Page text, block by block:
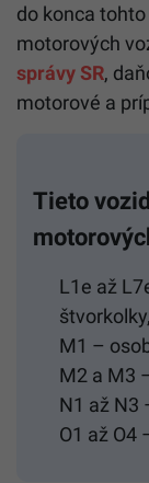
do konca
motorových
správy SR,
motorové a
Tieto
L1e až
štvorkolky,
M1 –
M2 a M3
N1 až N3
O1 až O4